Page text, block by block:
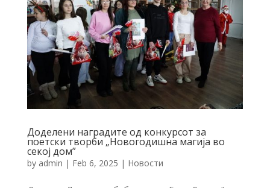
Доделени наградите од конкурсот за
поетски творби „Новогодишна магија во
секој дом”
by admin | Feb 6, 2025 | Новости